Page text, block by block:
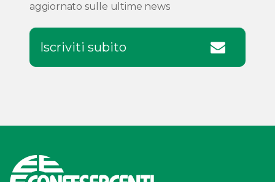
aggiornato sulle ultime news
Iscriviti subito